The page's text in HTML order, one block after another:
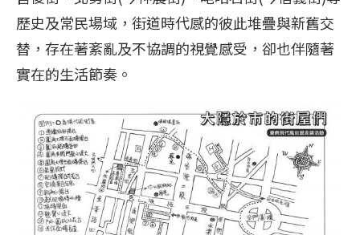
歷史及常民場域，街道時代感的彼此堆疊與新舊交
替，存在著紊亂及不協調的視覺感受，卻也伴隨著
實在的生活節奏。